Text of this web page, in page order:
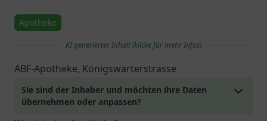
Apotheke
KI generierter Inhalt (klicke für mehr Infos)
ABF-Apotheke, Königswarterstrasse
Sie sind der Inhaber und möchten ihre Daten
übernehmen oder anpassen?